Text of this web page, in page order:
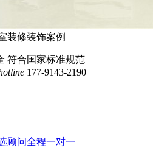
装修装饰案例
符合国家标准规范
177-9143-2190
顾问全程一对一